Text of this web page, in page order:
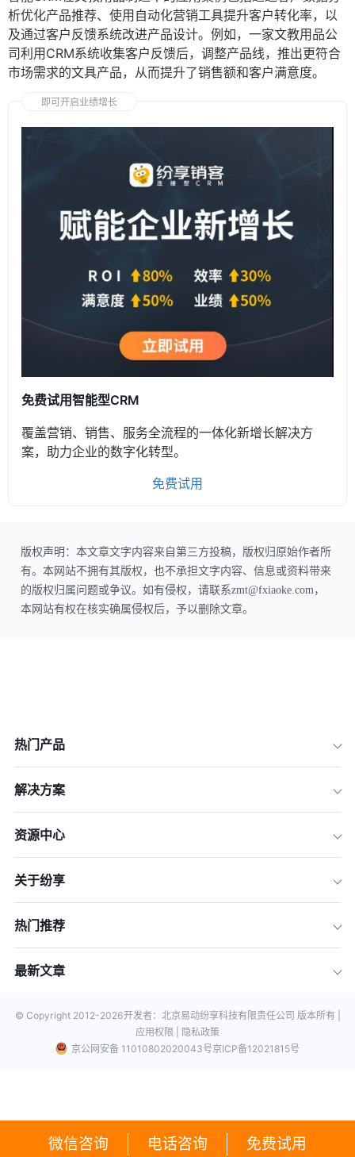
微信咨询 电话咨询 免费试用
析优化产品推荐、使用自动化营销工具提升客户转化率，以
及通过客户反馈系统改进产品设计。例如，一家文教用品公
司利用CRM系统收集客户反馈后，调整产品线，推出更符合
市场需求的文具产品，从而提升了销售额和客户满意度。
即可开启业绩增长
免费试用智能型CRM
覆盖营销、销售、服务全流程的一体化新增长解决方
案，助力企业的数字化转型。
免费试用
版权声明：本文章文字内容来自第三方投稿，版权归原始作者所
有。本网站不拥有其版权，也不承担文字内容、信息或资料带来
的版权归属问题或争议。如有侵权，请联系zmt@fxiaoke.com，
本网站有权在核实确属侵权后，予以删除文章。
热门产品
解决方案
资源中心
关于纷享
热门推荐
最新文章
© Copyright 2012-2026开发者：北京易动纷享科技有限责任公司 版本所有 |
应用权限 |
隐私政策
京公网安备 11010802020043号京ICP备12021815号